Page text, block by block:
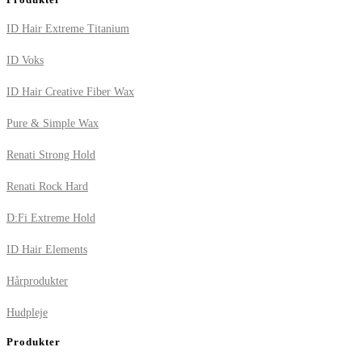
ID Hair Extreme Titanium
ID Voks
ID Hair Creative Fiber Wax
Pure & Simple Wax
Renati Strong Hold
Renati Rock Hard
D:Fi Extreme Hold
ID Hair Elements
Hårprodukter
Hudpleje
Produkter